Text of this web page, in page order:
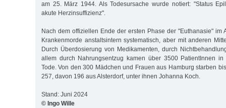
am 25. März 1944. Als Todesursache wurde notiert: "Status
akute Herzinsuffizienz".
Nach dem offiziellen Ende der ersten Phase der "Euthanasie" im
Krankenmorde anstaltsintern systematisch, aber mit anderen
Durch Überdosierung von Medikamenten, durch
allem durch Nahrungsentzug kamen über 3500 PatientInnen
Tode. Von den 300 Mädchen und Frauen aus Hamburg starben
257, davon 196 aus Alsterdorf, unter ihnen Johanna Koch.
Stand: Juni 2024
© Ingo Wille